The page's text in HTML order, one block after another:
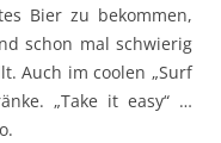
Bier zu bekommen,
schon mal schwierig
Auch im coolen „Surf
„Take it easy“ …